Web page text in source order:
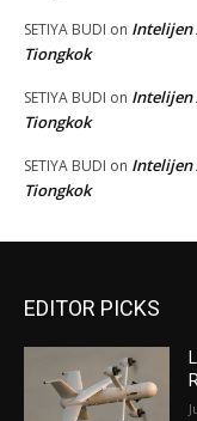
SETIYA BUDI on Intelijen
Tiongkok
SETIYA BUDI on Intelijen
Tiongkok
SETIYA BUDI on Intelijen
Tiongkok
EDITOR PICKS